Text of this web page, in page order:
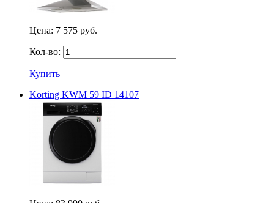
Цена: 7 575 руб.
Кол-во:
Купить
Korting KWM 59 ID 14107